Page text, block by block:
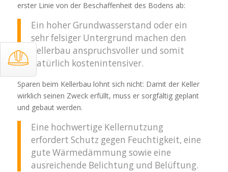
erster Linie von der Beschaffenheit des Bodens ab:
Ein hoher Grundwasserstand oder ein
sehr felsiger Untergrund machen den
Kellerbau anspruchsvoller und somit
natürlich kostenintensiver.
Sparen beim Kellerbau lohnt sich nicht: Damit der Keller
wirklich seinen Zweck erfüllt, muss er sorgfältig geplant
und gebaut werden.
Eine hochwertige Kellernutzung
erfordert Schutz gegen Feuchtigkeit, eine
gute Wärmedämmung sowie eine
ausreichende Belichtung und Belüftung.